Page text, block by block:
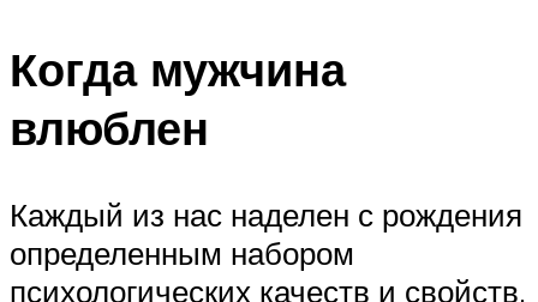
Когда мужчина
влюблен
Каждый из нас наделен с рождения
определенным набором
психологических качеств и свойств.